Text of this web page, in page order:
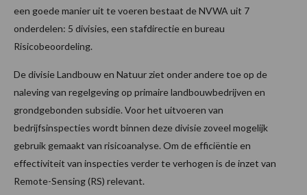
een goede manier uit te voeren bestaat de NVWA uit 7
onderdelen: 5 divisies, een stafdirectie en bureau
Risicobeoordeling.
De divisie Landbouw en Natuur ziet onder andere toe op de
naleving van regelgeving op primaire landbouwbedrijven en
grondgebonden subsidie. Voor het uitvoeren van
bedrijfsinspecties wordt binnen deze divisie zoveel mogelijk
gebruik gemaakt van risicoanalyse. Om de efficiëntie en
effectiviteit van inspecties verder te verhogen is de inzet van
Remote-Sensing (RS) relevant.